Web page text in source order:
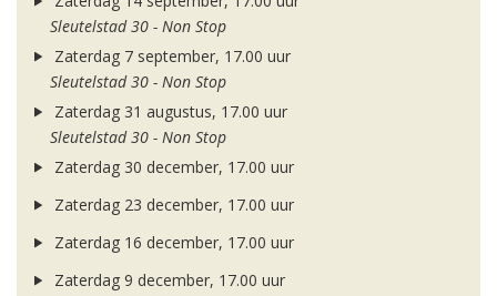
Sleutelstad 30 - Non Stop
Zaterdag 7 september, 17.00 uur
Sleutelstad 30 - Non Stop
Zaterdag 31 augustus, 17.00 uur
Sleutelstad 30 - Non Stop
Zaterdag 30 december, 17.00 uur
Zaterdag 23 december, 17.00 uur
Zaterdag 16 december, 17.00 uur
Zaterdag 9 december, 17.00 uur